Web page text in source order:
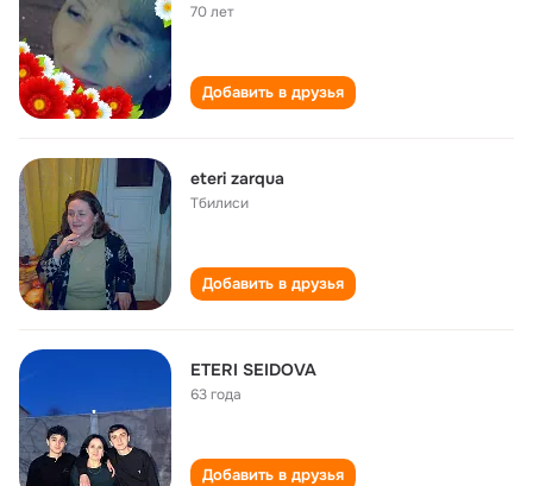
70 лет
Добавить в друзья
eteri zarqua
Тбилиси
Добавить в друзья
ETERI SEIDOVA
63 года
Добавить в друзья